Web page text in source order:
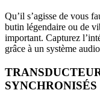
Qu’il s’agisse de vous
butin légendaire ou de
important. Capturez
grâce à un système
SYNCHRONISÉS